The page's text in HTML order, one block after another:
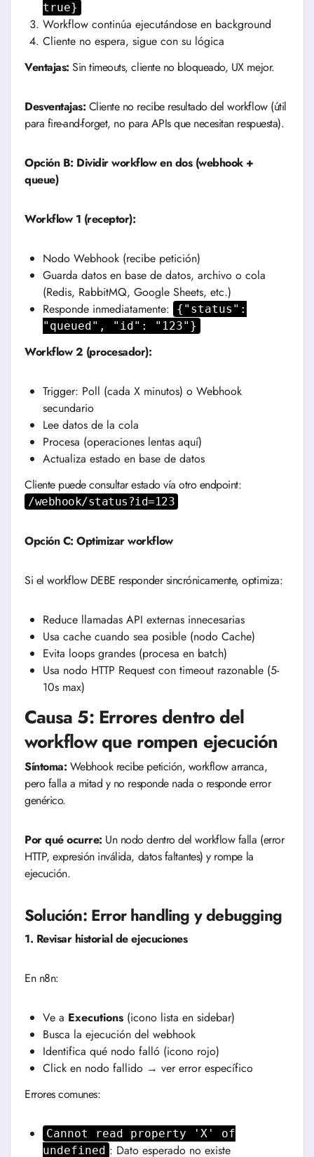
true}
Workflow continúa ejecutándose en background
Cliente no espera, sigue con su lógica
Ventajas: Sin timeouts, cliente no bloqueado, UX mejor.
Desventajas: Cliente no recibe resultado del workflow (útil
para fire-and-forget, no para APIs que necesitan respuesta).
Opción B: Dividir workflow en dos (webhook +
queue)
Workflow 1 (receptor):
Nodo Webhook (recibe petición)
Guarda datos en base de datos, archivo o cola
(Redis, RabbitMQ, Google Sheets, etc.)
Responde inmediatamente:
{"status":
"queued", "id": "123"}
Workflow 2 (procesador):
Trigger: Poll (cada X minutos) o Webhook
secundario
Lee datos de la cola
Procesa (operaciones lentas aquí)
Actualiza estado en base de datos
Cliente puede consultar estado vía otro endpoint:
/webhook/status?id=123
Opción C: Optimizar workflow
Si el workflow DEBE responder sincrónicamente, optimiza:
Reduce llamadas API externas innecesarias
Usa cache cuando sea posible (nodo Cache)
Evita loops grandes (procesa en batch)
Usa nodo HTTP Request con timeout razonable (5-
10s max)
Causa 5: Errores dentro del
workflow que rompen ejecución
Síntoma: Webhook recibe petición, workflow arranca,
pero falla a mitad y no responde nada o responde error
genérico.
Por qué ocurre: Un nodo dentro del workflow falla (error
HTTP, expresión inválida, datos faltantes) y rompe la
ejecución.
Solución: Error handling y debugging
1. Revisar historial de ejecuciones
En n8n:
Ve a Executions(icono lista en sidebar)
Busca la ejecución del webhook
Identifica qué nodo falló (icono rojo)
Click en nodo fallido → ver error específico
Errores comunes:
Cannot read property 'X' of
undefined : Dato esperado no existe